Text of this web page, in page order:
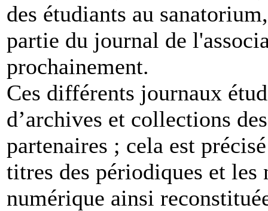
des étudiants au
partie du journal de
prochainement.
Ces différents journaux
d’archives et collections
partenaires ; cela est
titres des périodiques et
numérique ainsi